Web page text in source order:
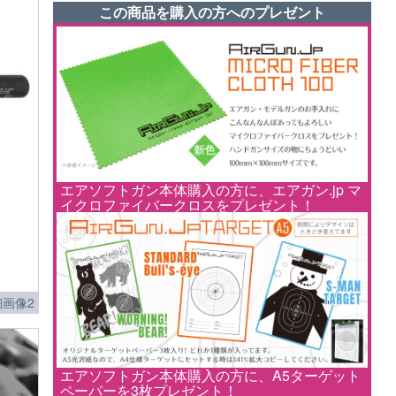
この商品を購入の方へのプレゼント
エアソフトガン本体購入の方に、エアガン.jp マ
イクロファイバークロスをプレゼント！
エアソフトガン本体購入の方に、A5ターゲット
ペーパーを3枚プレゼント！
像2